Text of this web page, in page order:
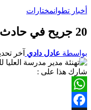
أخبار تطوانمختارات
20 جريح في حادث انقلاب حافلة للركاب على مشارف مدينة تطوان
بواسطة عادل دادي آخر
شارك هذا على :
WhatsApp